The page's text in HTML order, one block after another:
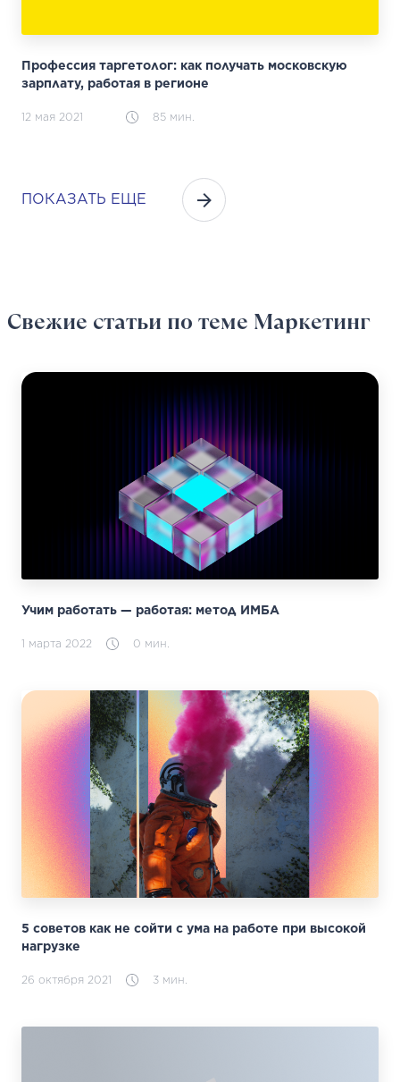
Профессия таргетолог: как получать московскую
зарплату, работая в регионе
12 мая 2021 85 мин.
ПОКАЗАТЬ ЕЩЕ
Свежие статьи по теме Маркетинг
Учим работать — работая: метод ИМБА
1 марта 2022 0 мин.
5 советов как не сойти с ума на работе при высокой
нагрузке
26 октября 2021 3 мин.